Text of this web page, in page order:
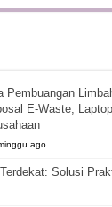
Pembuangan
E-Waste,
ago
Solusi